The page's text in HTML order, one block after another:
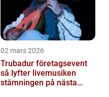
02 mars 2026
Trubadur företagsevent
så lyfter livemusiken
stämningen på nästa